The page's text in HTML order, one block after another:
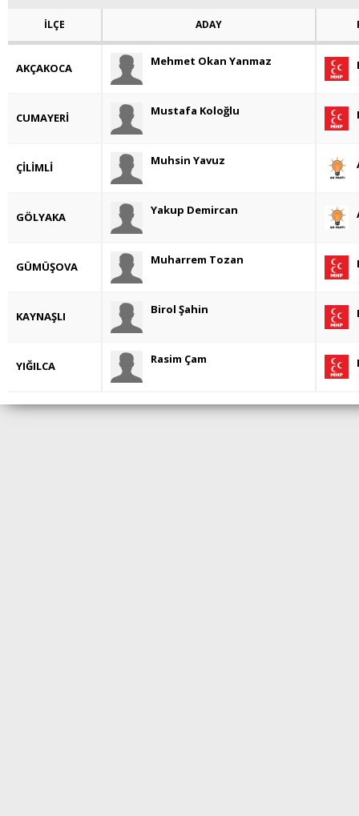
İLÇE ADAY
AKÇAKOCA Mehmet Okan Yanmaz
CUMAYERİ Mustafa Koloğlu
ÇİLİMLİ Muhsin Yavuz
GÖLYAKA Yakup Demircan
GÜMÜŞOVA Muharrem Tozan
KAYNAŞLI Birol Şahin
YIĞILCA Rasim Çam